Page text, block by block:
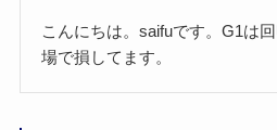
こんにちは。saifuです。G1は
場で損してます。